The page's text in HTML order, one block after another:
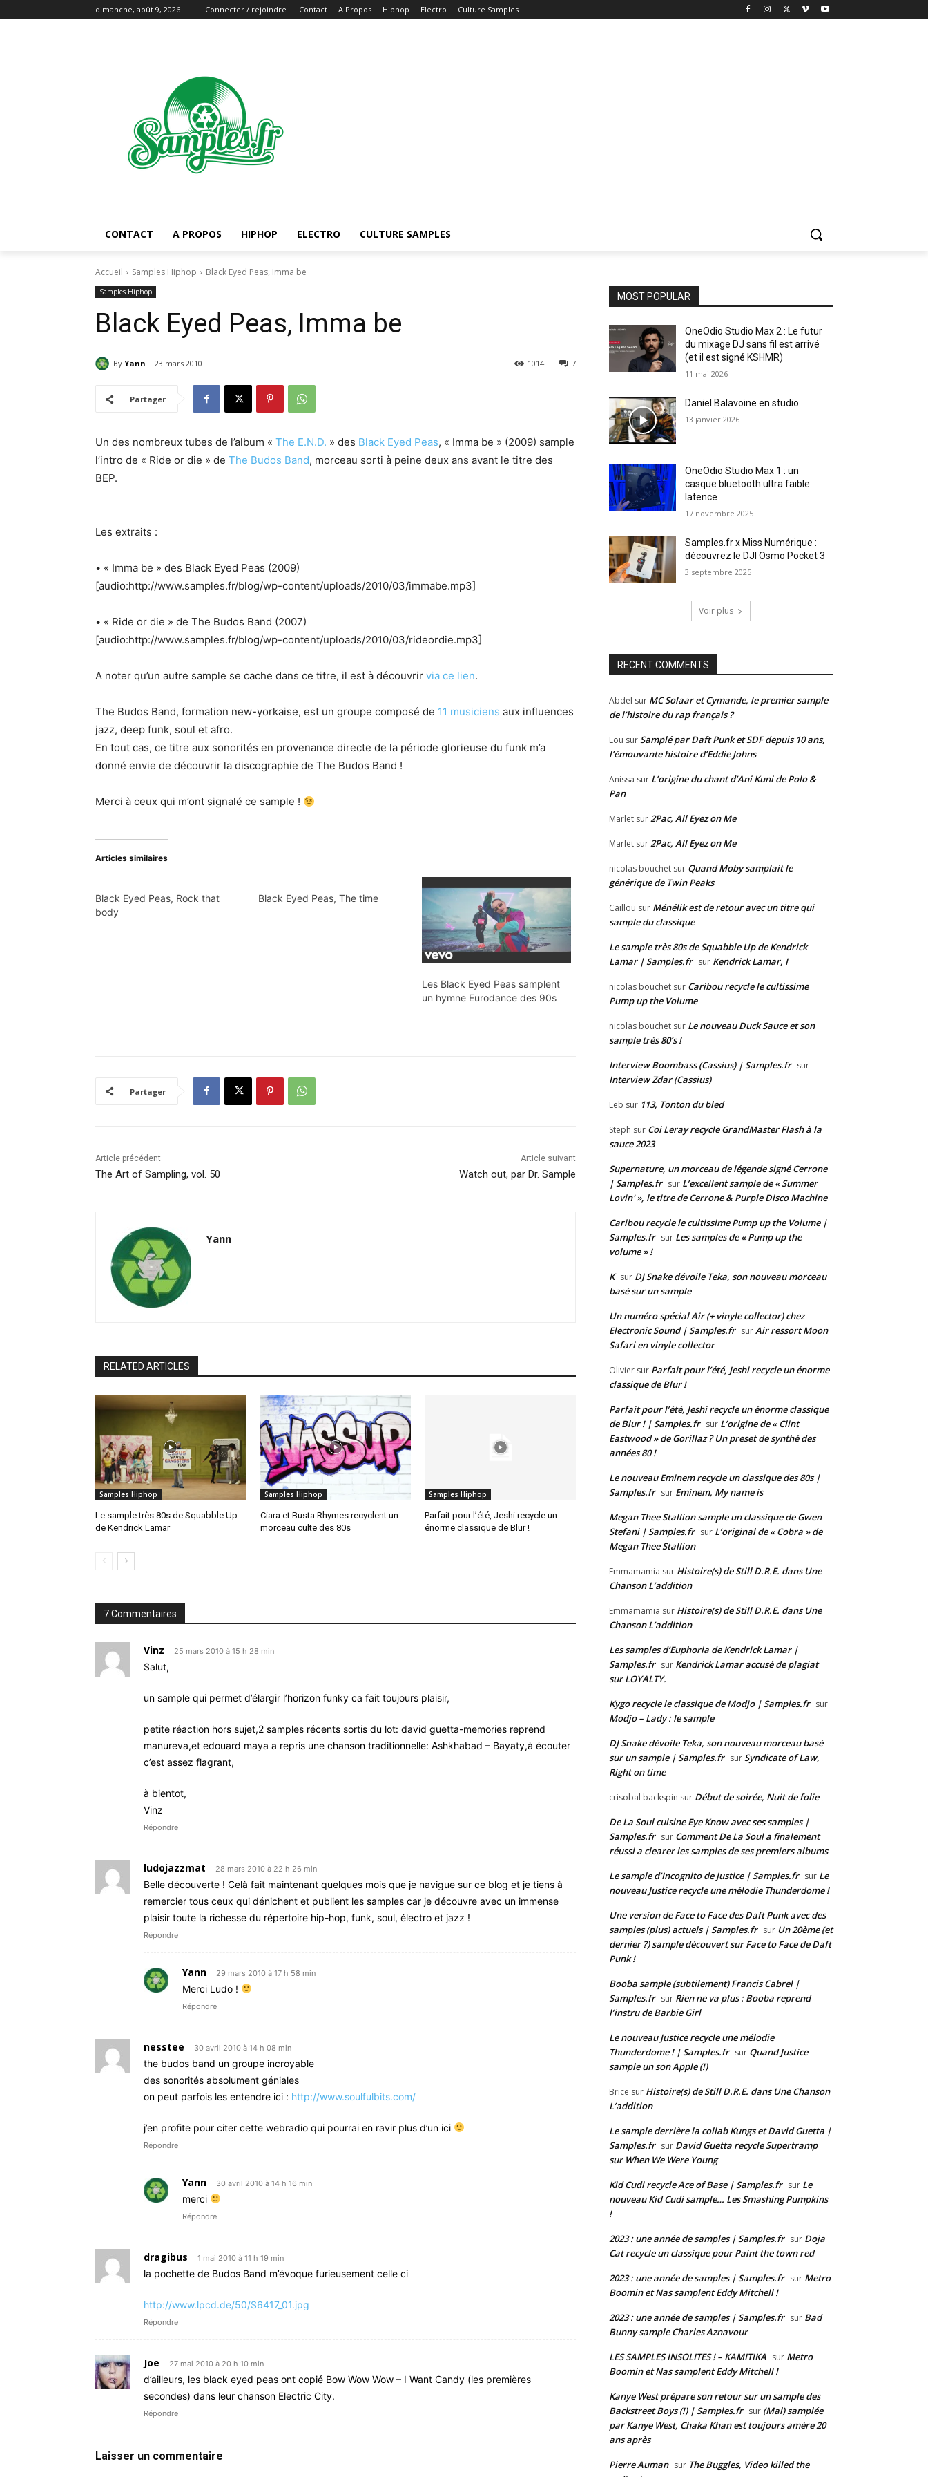
dimanche, août 9, 2026 Connecter / rejoindre Contact A Propos Hiphop Electro Culture Samples
CONTACT A PROPOS HIPHOP ELECTRO CULTURE SAMPLES
Accueil Samples Hiphop Black Eyed Peas, Imma be
Samples Hiphop
Black Eyed Peas, Imma be
By Yann 23 mars 2010 7
1014
Partager
Un des nombreux tubes de l’album « The E.N.D. » des Black Eyed Peas, « Imma be » (2009) sample
l’intro de « Ride or die » de The Budos Band, morceau sorti à peine deux ans avant le titre des
BEP.
Les extraits :
• « Imma be » des Black Eyed Peas (2009)
[audio:http://www.samples.fr/blog/wp-content/uploads/2010/03/immabe.mp3]
• « Ride or die » de The Budos Band (2007)
[audio:http://www.samples.fr/blog/wp-content/uploads/2010/03/rideordie.mp3]
A noter qu’un autre sample se cache dans ce titre, il est à découvrir via ce lien.
The Budos Band, formation new-yorkaise, est un groupe composé de 11 musiciens aux influences
jazz, deep funk, soul et afro.
En tout cas, ce titre aux sonorités en provenance directe de la période glorieuse du funk m’a
donné envie de découvrir la discographie de The Budos Band !
Merci à ceux qui m’ont signalé ce sample !
Articles similaires
Black Eyed Peas, Rock that
body
Black Eyed Peas, The time
Les Black Eyed Peas samplent
un hymne Eurodance des 90s
Partager
Article précédent
The Art of Sampling, vol. 50
Article suivant
Watch out, par Dr. Sample
Yann
RELATED ARTICLES
Samples Hiphop
Le sample très 80s de Squabble Up
de Kendrick Lamar
Samples Hiphop
Ciara et Busta Rhymes recyclent un
morceau culte des 80s
Samples Hiphop
Parfait pour l’été, Jeshi recycle un
énorme classique de Blur !
7 Commentaires
Vinz 25 mars 2010 à 15 h 28 min
Salut,
un sample qui permet d’élargir l’horizon funky ca fait toujours plaisir,
petite réaction hors sujet,2 samples récents sortis du lot: david guetta-memories reprend
manureva,et edouard maya a repris une chanson traditionnelle: Ashkhabad – Bayaty,à écouter
c’est assez flagrant,
à bientot,
Vinz
Répondre
ludojazzmat 28 mars 2010 à 22 h 26 min
Belle découverte ! Celà fait maintenant quelques mois que je navigue sur ce blog et je tiens à
remercier tous ceux qui dénichent et publient les samples car je découvre avec un immense
plaisir toute la richesse du répertoire hip-hop, funk, soul, électro et jazz !
Répondre
Yann 29 mars 2010 à 17 h 58 min
Merci Ludo !
Répondre
nesstee 30 avril 2010 à 14 h 08 min
the budos band un groupe incroyable
des sonorités absolument géniales
on peut parfois les entendre ici : http://www.soulfulbits.com/
j’en profite pour citer cette webradio qui pourrai en ravir plus d’un ici
Répondre
Yann 30 avril 2010 à 14 h 16 min
merci
Répondre
dragibus 1 mai 2010 à 11 h 19 min
la pochette de Budos Band m’évoque furieusement celle ci
http://www.lpcd.de/50/S6417_01.jpg
Répondre
Joe 27 mai 2010 à 20 h 10 min
d’ailleurs, les black eyed peas ont copié Bow Wow Wow – I Want Candy (les premières
secondes) dans leur chanson Electric City.
Répondre
Laisser un commentaire
MOST POPULAR
OneOdio Studio Max 2 : Le futur
du mixage DJ sans fil est arrivé
(et il est signé KSHMR)
11 mai 2026
Daniel Balavoine en studio
13 janvier 2026
OneOdio Studio Max 1 : un
casque bluetooth ultra faible
latence
17 novembre 2025
Samples.fr x Miss Numérique :
découvrez le DJI Osmo Pocket 3
3 septembre 2025
Voir plus
RECENT COMMENTS
Abdel sur MC Solaar et Cymande, le premier sample
de l’histoire du rap français ?
Lou surSamplé par Daft Punk et SDF depuis 10 ans,
l’émouvante histoire d’Eddie Johns
Anissa sur L’origine du chant d’Ani Kuni de Polo &
Pan
Marlet sur2Pac, All Eyez on Me
Marlet sur2Pac, All Eyez on Me
nicolas bouchet sur Quand Moby samplait le
générique de Twin Peaks
Caillou sur Ménélik est de retour avec un titre qui
sample du classique
Le sample très 80s de Squabble Up de Kendrick
Lamar | Samples.fr sur Kendrick Lamar, I
nicolas bouchet sur Caribou recycle le cultissime
Pump up the Volume
nicolas bouchet sur Le nouveau Duck Sauce et son
sample très 80’s !
Interview Boombass (Cassius) | Samples.fr sur
Interview Zdar (Cassius)
Leb sur 113, Tonton du bled
Steph sur Coi Leray recycle GrandMaster Flash à la
sauce 2023
Supernature, un morceau de légende signé Cerrone
| Samples.fr sur L’excellent sample de « Summer
Lovin' », le titre de Cerrone & Purple Disco Machine
Caribou recycle le cultissime Pump up the Volume |
Samples.fr sur Les samples de « Pump up the
volume » !
K sur DJ Snake dévoile Teka, son nouveau morceau
basé sur un sample
Un numéro spécial Air (+ vinyle collector) chez
Electronic Sound | Samples.fr surAir ressort Moon
Safari en vinyle collector
Olivier sur Parfait pour l’été, Jeshi recycle un énorme
classique de Blur !
Parfait pour l’été, Jeshi recycle un énorme classique
de Blur ! | Samples.fr sur L’origine de « Clint
Eastwood » de Gorillaz ? Un preset de synthé des
années 80 !
Le nouveau Eminem recycle un classique des 80s |
Samples.fr sur Eminem, My name is
Megan Thee Stallion sample un classique de Gwen
Stefani | Samples.fr sur L’original de « Cobra » de
Megan Thee Stallion
Emmamamia sur Histoire(s) de Still D.R.E. dans Une
Chanson L’addition
Emmamamia sur Histoire(s) de Still D.R.E. dans Une
Chanson L’addition
Les samples d’Euphoria de Kendrick Lamar |
Samples.fr sur Kendrick Lamar accusé de plagiat
sur LOYALTY.
Kygo recycle le classique de Modjo | Samples.fr sur
Modjo – Lady : le sample
DJ Snake dévoile Teka, son nouveau morceau basé
sur un sample | Samples.fr surSyndicate of Law,
Right on time
crisobal backspin sur Début de soirée, Nuit de folie
De La Soul cuisine Eye Know avec ses samples |
Samples.fr sur Comment De La Soul a finalement
réussi a clearer les samples de ses premiers albums
Le sample d’Incognito de Justice | Samples.fr sur Le
nouveau Justice recycle une mélodie Thunderdome !
Une version de Face to Face des Daft Punk avec des
samples (plus) actuels | Samples.fr sur Un 20ème (et
dernier ?) sample découvert sur Face to Face de Daft
Punk !
Booba sample (subtilement) Francis Cabrel |
Samples.fr sur Rien ne va plus : Booba reprend
l’instru de Barbie Girl
Le nouveau Justice recycle une mélodie
Thunderdome ! | Samples.fr sur Quand Justice
sample un son Apple (!)
Brice sur Histoire(s) de Still D.R.E. dans Une Chanson
L’addition
Le sample derrière la collab Kungs et David Guetta |
Samples.fr sur David Guetta recycle Supertramp
sur When We Were Young
Kid Cudi recycle Ace of Base | Samples.fr sur Le
nouveau Kid Cudi sample… Les Smashing Pumpkins
!
2023 : une année de samples | Samples.fr sur Doja
Cat recycle un classique pour Paint the town red
2023 : une année de samples | Samples.fr sur Metro
Boomin et Nas samplent Eddy Mitchell !
2023 : une année de samples | Samples.fr sur Bad
Bunny sample Charles Aznavour
LES SAMPLES INSOLITES ! – KAMITIKA sur Metro
Boomin et Nas samplent Eddy Mitchell !
Kanye West prépare son retour sur un sample des
Backstreet Boys (!) | Samples.fr sur (Mal) samplée
par Kanye West, Chaka Khan est toujours amère 20
ans après
Pierre Auman sur The Buggles, Video killed the